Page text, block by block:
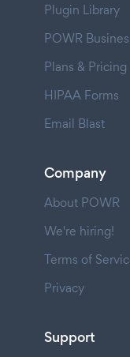
Plugin Library
POWR
Plans & Pricing
HIPAA Forms
Email Blast
Company
About POWR
We're hiring!
Terms of
Privacy
Support